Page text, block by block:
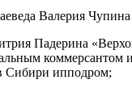
Валерия
Падерина
коммерсантом
Сибири ипподром;